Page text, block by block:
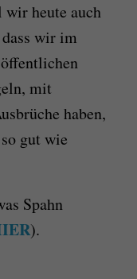
heute auch
wir im
mit
haben,
gut wie
Spahn
).